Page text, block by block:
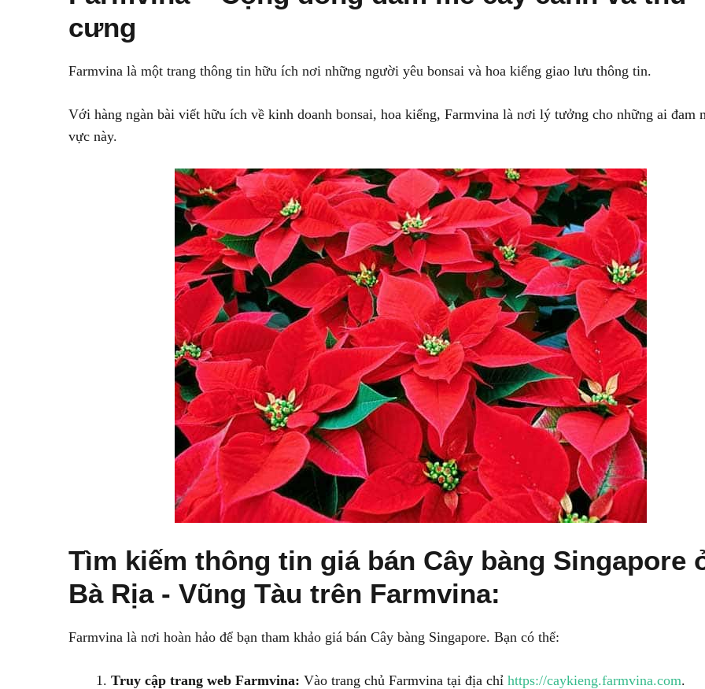
cưng
Farmvina là một trang thông tin hữu ích nơi những người yêu bonsai và hoa kiểng giao lưu thông tin.
Với hàng ngàn bài viết hữu ích về kinh doanh bonsai, hoa kiểng, Farmvina là nơi lý tưởng cho những ai đam
vực này.
Tìm kiếm thông tin giá bán Cây bàng Singapore
Bà Rịa - Vũng Tàu trên Farmvina:
Farmvina là nơi hoàn hảo để bạn tham khảo giá bán Cây bàng Singapore. Bạn có thể:
Truy cập trang web Farmvina: Vào trang chủ Farmvina tại địa chỉ https://caykieng.farmvina.com.